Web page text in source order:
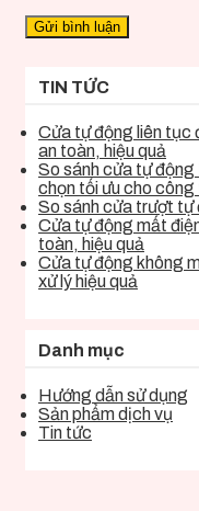
TIN TỨC
Cửa tự động liên tục
an toàn, hiệu quả
So sánh cửa tự
chọn tối ưu cho công
So sánh cửa trượt tự
Cửa tự động mất
toàn, hiệu quả
Cửa tự động không
xử lý hiệu quả
Danh mục
Hướng dẫn sử dụng
Sản phẩm dịch vụ
Tin tức